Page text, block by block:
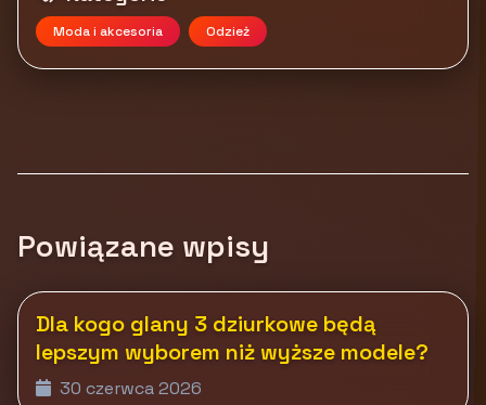
Moda i akcesoria Odzież
Powiązane wpisy
Dla kogo glany 3 dziurkowe będą
lepszym wyborem niż wyższe modele?
30 czerwca 2026